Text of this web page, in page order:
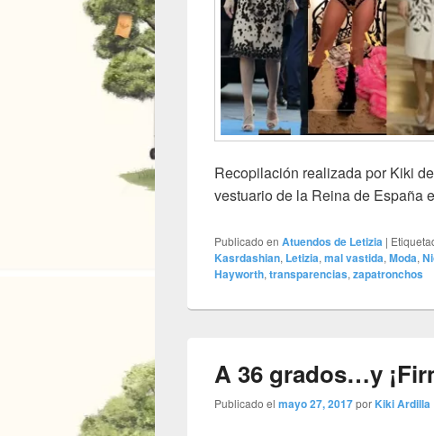
Recopilación realizada por Kiki
vestuario de la Reina de España
Publicado en Atuendos de Letizia |
Kasrdashian, Letizia, mal vastida, Moda,
Hayworth, transparencias, zapatronchos
A 36 grados…y
Publicado el mayo 27, 2017por Kiki Ardilla